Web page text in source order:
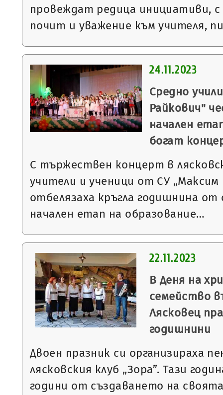
провеждат редица инициативи,
почит и уважение към учителя,
24.11.2023
Средно
Райкович"
начален
богат
С тържествен концерт в
учители и ученици от СУ „Максим
отбелязаха кръгла годишнина от
начален етап на образование…
22.11.2023
В Деня на
семейство
Лясковец
годишнини
Двоен празник си организираха
лясковския клуб „Зора”. Тази
години от създаването на